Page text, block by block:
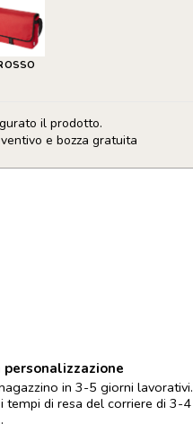
il prodotto.
e bozza gratuita
personalizzazione
in 3-5 giorni lavorativi.
tempi di resa del corriere di 3-4